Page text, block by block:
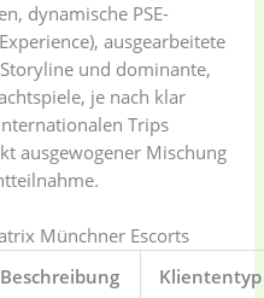
dynamische PSE-
ausgearbeitete
und dominante,
je nach klar
Trips
ausgewogener Mischung
Münchner Escorts
Beschreibung Kliententyp